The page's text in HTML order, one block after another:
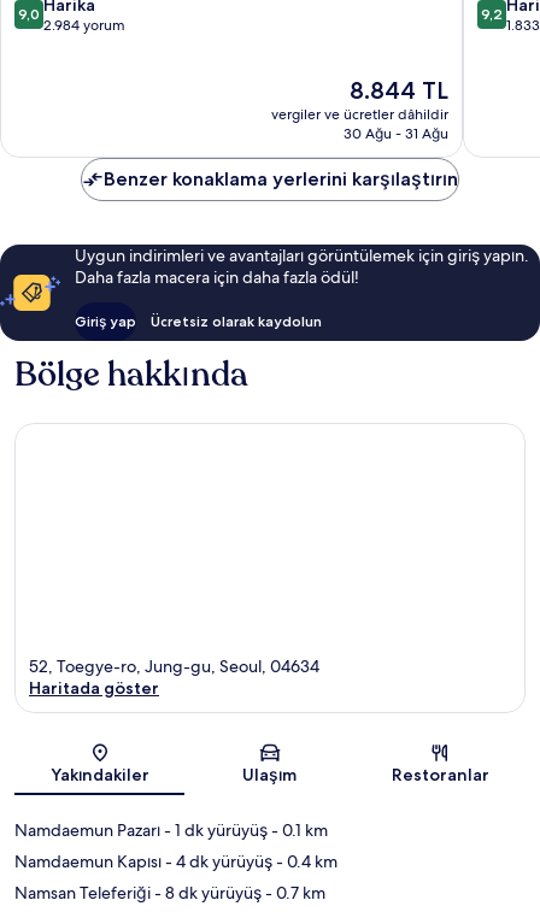
üzerinden
9,0
2.984 yorum
Güncel
fiyat:
8.844 TL
8.844 TL
vergiler ve ücretler dâhildir
30 Ağu - 31 Ağu
9,2
Benzer konaklama yerlerini karşılaştırın
Uygun indirimleri ve avantajları görüntülemek için giriş yapın.
Daha fazla macera için daha fazla ödül!
Giriş yap Ücretsiz olarak kaydolun
Bölge hakkında
Harita
52, Toegye-ro, Jung-gu, Seoul, 04634
Haritada göster
Yakındakiler Ulaşım Restoranlar
Namdaemun Pazarı- 1 dk yürüyüş- 0.1 km
Namdaemun Kapısı- 4 dk yürüyüş- 0.4 km
Namsan Teleferiği- 8 dk yürüyüş- 0.7 km